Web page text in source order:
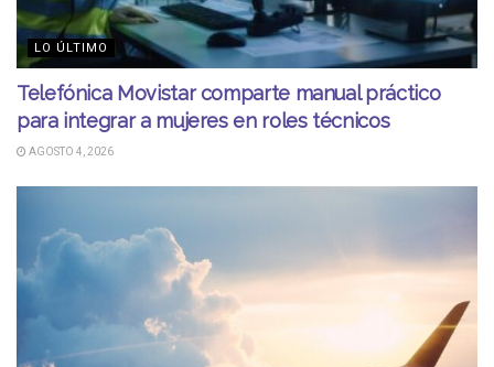
LO ÚLTIMO
Telefónica Movistar comparte manual práctico
para integrar a mujeres en roles técnicos
AGOSTO 4, 2026